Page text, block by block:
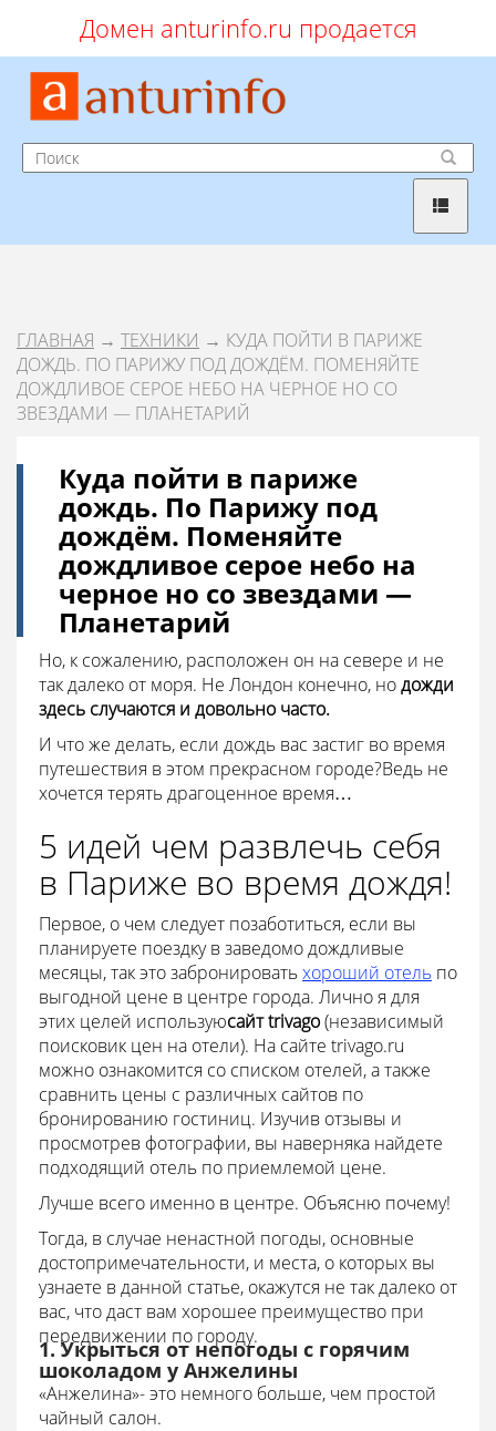
Домен anturinfo.ru продается
ГЛАВНАЯ → ТЕХНИКИ → КУДА ПОЙТИ В ПАРИЖЕ
ДОЖДЬ. ПО ПАРИЖУ ПОД ДОЖДЁМ. ПОМЕНЯЙТЕ
ДОЖДЛИВОЕ СЕРОЕ НЕБО НА ЧЕРНОЕ НО СО
ЗВЕЗДАМИ — ПЛАНЕТАРИЙ
Куда пойти в париже
дождь. По Парижу под
дождём. Поменяйте
дождливое серое небо на
черное но со звездами —
Планетарий
Но, к сожалению, расположен он на севере и не
так далеко от моря. Не Лондон конечно, нодожди
здесь случаются и довольно часто.
И что же делать, если дождь вас застиг во время
путешествия в этом прекрасном городе?Ведь не
хочется терять драгоценное время…
5 идей чем развлечь себя
в Париже во время дождя!
Первое, о чем следует позаботиться, если вы
планируете поездку в заведомо дождливые
месяцы, так это забронироватьхороший отель по
выгодной цене в центре города. Лично я для
этих целей используюсайтtrivago(независимый
поисковик цен на отели). На сайте trivago.ru
можно ознакомится со списком отелей, а также
сравнить цены с различных сайтов по
бронированию гостиниц. Изучив отзывы и
просмотрев фотографии, вы наверняка найдете
подходящий отель по приемлемой цене.
Лучше всего именно в центре. Объясню почему!
Тогда, в случае ненастной погоды, основные
достопримечательности, и места, о которых вы
узнаете в данной статье, окажутся не так далеко от
вас, что даст вам хорошее преимущество при
передвижении по городу.
1. Укрыться от непогоды с горячим
шоколадом у Анжелины
«Анжелина»- это немного больше, чем простой
чайный салон.